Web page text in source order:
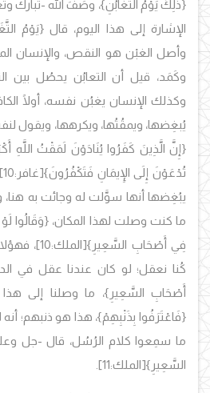
{ذَلِكَ يَوْمُ التَّغَابُنِ}، وصَفَ الله -تبارك
الإشارة إلى هذا اليوم، قال {يَوْمُ
وأصل الغبْن هو النقص، والإنسان
وكَمَد، قيل أن التعابُن يحصُل
وكذلك الإنسان يغبُن نفسه، أولًا
يُبغِضها، ويمقُتُها، ويكرهها، ويقول
{إِنَّ الَّذِينَ كَفَرُوا يُنَادَوْنَ لَمَقْتُ اللَّهِ
تُدْعَوْنَ إِلَى الإِيمَانِ فَتَكْفُرُونَ}
يبُغِضها أنها سوَّلت له وجائت به
ما كنت وصلت لهذا المكان، {وَقَالُوا
فِي أَصْحَابِ السَّعِيرِ}
كُنا نعقل؛ لو كان عندنا عقل في
أَصْحَابِ السَّعِيرِ}، ما وصلنا إلى
{فَاعْتَرَفُوا بِذَنْبِهِمْ}، هذا هو ذنبهم؛
ما سمِعوا كلام الرُسُل، قال -جل
السَّعِيرِ}[الملك:11].